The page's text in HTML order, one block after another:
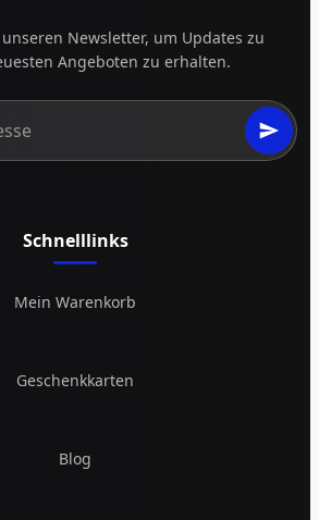
Newsletter, um Updates zu
Angeboten zu erhalten.
Schnelllinks
Mein Warenkorb
Geschenkkarten
Blog